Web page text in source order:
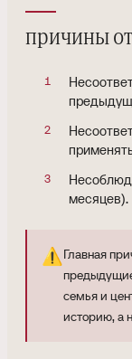
причины
месяцев).
⚠️ Главная
семья и
историю, а